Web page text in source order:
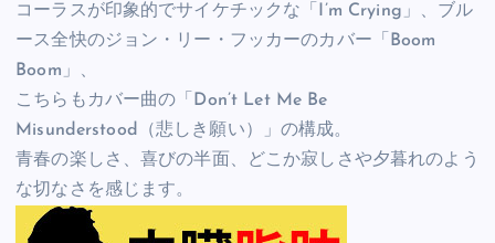
コーラスが印象的でサイケチックな「I’m Crying」、ブル
ース全快のジョン・リー・フッカーのカバー「Boom
Boom」、
こちらもカバー曲の「Don’t Let Me Be
Misunderstood（悲しき願い）」の構成。
青春の楽しさ、喜びの半面、どこか寂しさや夕暮れのよう
な切なさを感じます。